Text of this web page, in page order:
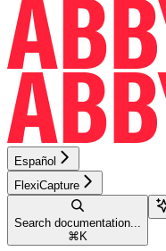
Español
FlexiCapture
Search documentation...
⌘ K